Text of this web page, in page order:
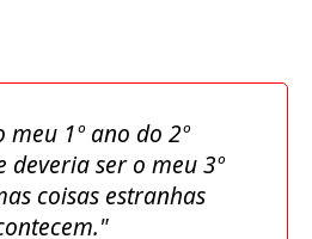
meu 1º ano do 2º
deveria ser o meu 3º
coisas estranhas